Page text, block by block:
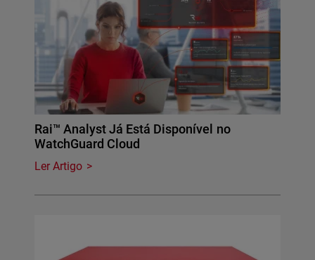
Rai™ Analyst Já Está Disponível no
WatchGuard Cloud
Ler Artigo